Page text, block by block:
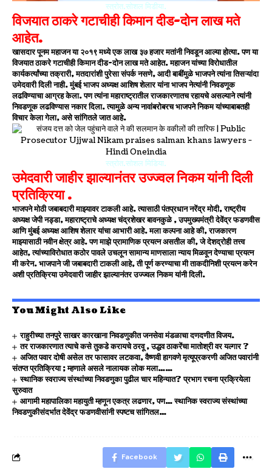
स्त्रोत.सोशल मिडीया.
विजयात ठाकरे गटाचीही किमान दीड-दोन लाख मते
आहेत.
खासदार पूनम महाजन या २०१९ मध्ये एक लाख ३७ हजार मतांनी निवडून आल्या होत्या. पण या
विजयात ठाकरे गटाचीही किमान दीड-दोन लाख मते आहेत. महाजन यांच्या विरोधातील
कार्यकर्त्यांच्या तक्रारी, मतदारांशी पुरेसा संपर्क नसणे, आदी बाबींमुळे भाजपने त्यांना तिसऱ्यांदा
उमेदवारी दिली नाही.मुंबई भाजप अध्यक्ष आशिष शेलार यांना भाजप नेत्यांनी निवडणूक
लढविण्याचा आग्रह केला. पण त्यांना महाराष्ट्रातील राजकारणातच रहायचे असल्याने त्यांनी
निवडणूक लढविण्यास नकार दिला. त्यामुळे अन्य नावांबरोबरच भाजपने निकम यांच्याबाबतही
विचार केला गेला, असे सांगितले जात आहे.
स्त्रोत.सोशल मिडिया.
उमेदवारी जाहीर झाल्यानंतर उज्ज्वल निकम यांनी दिली
प्रतिक्रिया .
भाजपने मोठी जबाबदारी माझ्यावर टाकली आहे. त्यासाठी पंतप्रधान नरेंद्र मोदी, राष्ट्रीय
अध्यक्ष जेपी नड्डा, महाराष्ट्राचे अध्यक्ष चंद्रशेखर बावनकुळे , उपमुख्यमंत्री देवेंद्र फडणवीस
आणि मुंबई अध्यक्ष आशिष शेलार यांचा आभारी आहे. मला कल्पना आहे की, राजकारण
माझ्यासाठी नवीन क्षेत्र आहे. पण माझे प्रामाणिक प्रयत्न असतील की, जे देशद्रोही तत्त्व
आहेत, त्यांच्याविरोधात कठोर पावले उचलून सामान्य माणसाला न्याय मिळवून देण्याचा प्रयत्न
मी करेन. भाजपाने जी जबाबदारी टाकली आहे, ती पूर्ण करण्याचा मी ताकदीनिशी प्रयत्न करेन
अशी प्रतिक्रिया उमेदवारी जाहीर झाल्यानंतर उज्ज्वल निकम यांनी दिली.
You Might Also Like
राहुरीच्या तनपुरे साखर कारखाना निवडणुकीत जनसेवा मंडळाचा दणदणीत विजय.
तर राजकारणात त्याचे कसे तुकडे करायचे ठरवू , उद्धव ठाकरेंचा मातोश्री वर यल्गार ?
अजित पवार दोषी असेल तर फासावर लटकवा, वैष्णवी हागवणे मृत्यूप्रकरणी अजित पवारांनी
संतप्त प्रतिक्रिया ; म्हणाले असले नालायक लोक मला……
स्थानिक स्वराज्य संस्थांच्या निवडणुका पुढील चार महिन्यात? प्रभाग रचना प्रक्रियेला
सुरुवात
आगामी महापालिका महायुती म्हणून एकत्र लढणार, पण… स्थानिक स्वराज्य संस्थांच्या
निवडणुकीसंदर्भात देवेंद्र फडणवीसांनी स्पष्टच सांगितल…
Facebook